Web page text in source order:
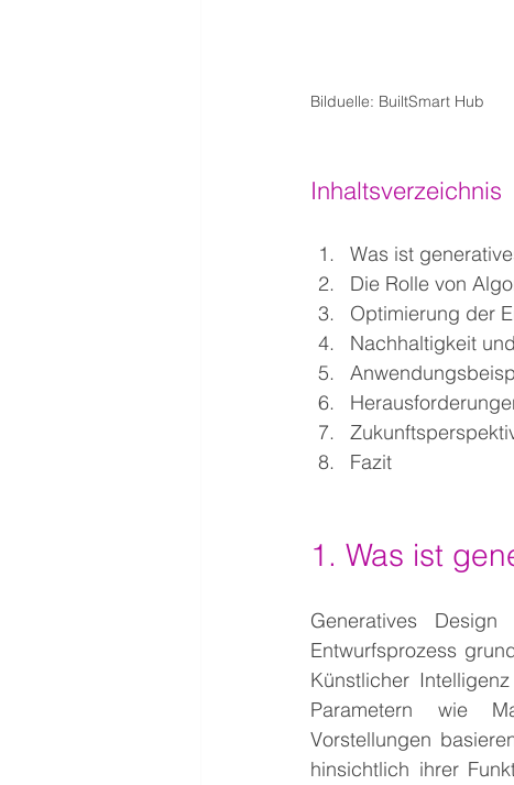
Bilduelle: BuiltSmart Hub
Inhaltsverzeichnis
Was ist
Die Rolle von
Optimierung der
Nachhaltigkeit
Fazit
1. Was ist
Generatives
Entwurfsprozess
Künstlicher
Parametern wie
Vorstellungen
hinsichtlich ihrer